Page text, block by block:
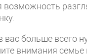
возможность
вас больше всего
внимания